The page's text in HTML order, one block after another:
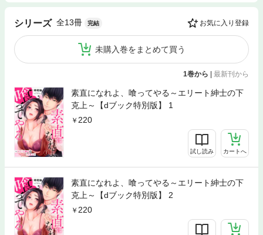
シリーズ 全13冊 完結 お気に入り登録
未購入巻をまとめて買う
1巻から | 最新刊から
素直になれよ、喰ってやる～エリート紳士の下
克上～【dブック特別版】 1
220
試し読み カートへ
素直になれよ、喰ってやる～エリート紳士の下
克上～【dブック特別版】 2
220